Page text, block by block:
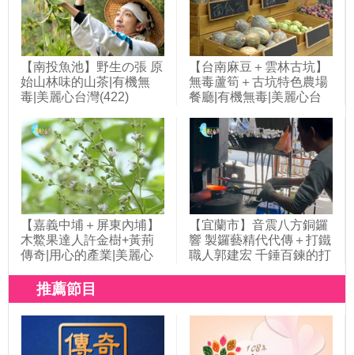
【南投魚池】野生の張 原
始山林味的山茶|有機無
毒|美麗心台灣(422)
【台南麻豆＋雲林古坑】
無毒蘆筍＋古坑特色農場
餐廳|有機無毒|美麗心台
【嘉義中埔＋屏東內埔】
木鱉果達人許金樹+黃荊
傳奇|用心的產業|美麗心
【宜蘭市】音震八方銅鑼
響 製鑼藝精代代傳＋打鐵
職人郭建宏 千錘百鍊的打
推薦節目